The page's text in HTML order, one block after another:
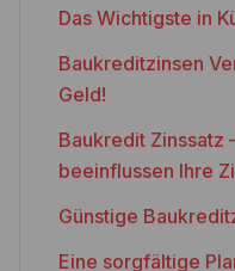
Das Wichtigste in
Baukreditzinsen
Geld!
Baukredit Zinssatz
beeinflussen Ihre
Günstige
Eine sorgfältige